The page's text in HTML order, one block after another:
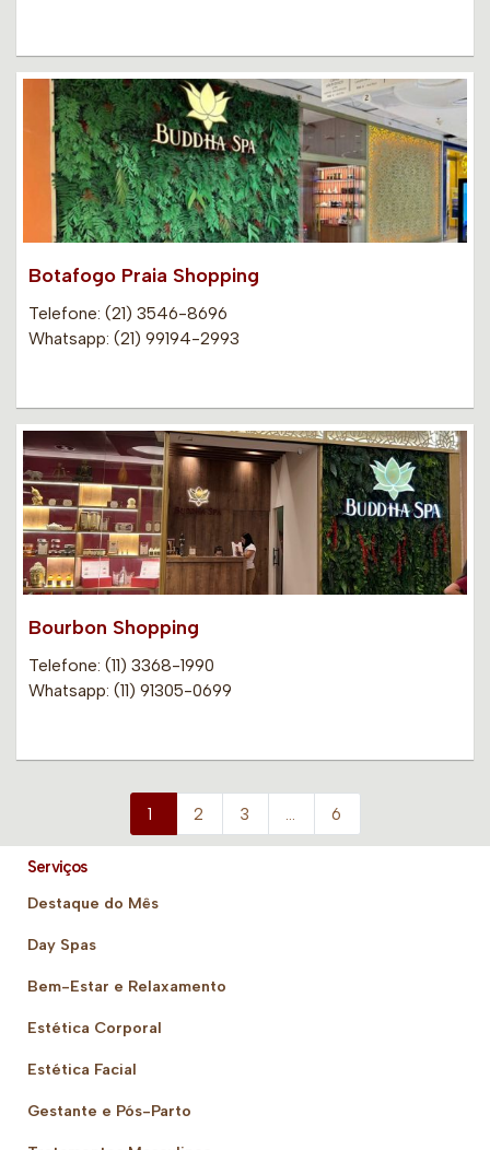
Botafogo Praia Shopping
Telefone: (21) 3546-8696
Whatsapp: (21) 99194-2993
Bourbon Shopping
Telefone: (11) 3368-1990
Whatsapp: (11) 91305-0699
1 2 3 … 6
Serviços
Destaque do Mês
Day Spas
Bem-Estar e Relaxamento
Estética Corporal
Estética Facial
Gestante e Pós-Parto